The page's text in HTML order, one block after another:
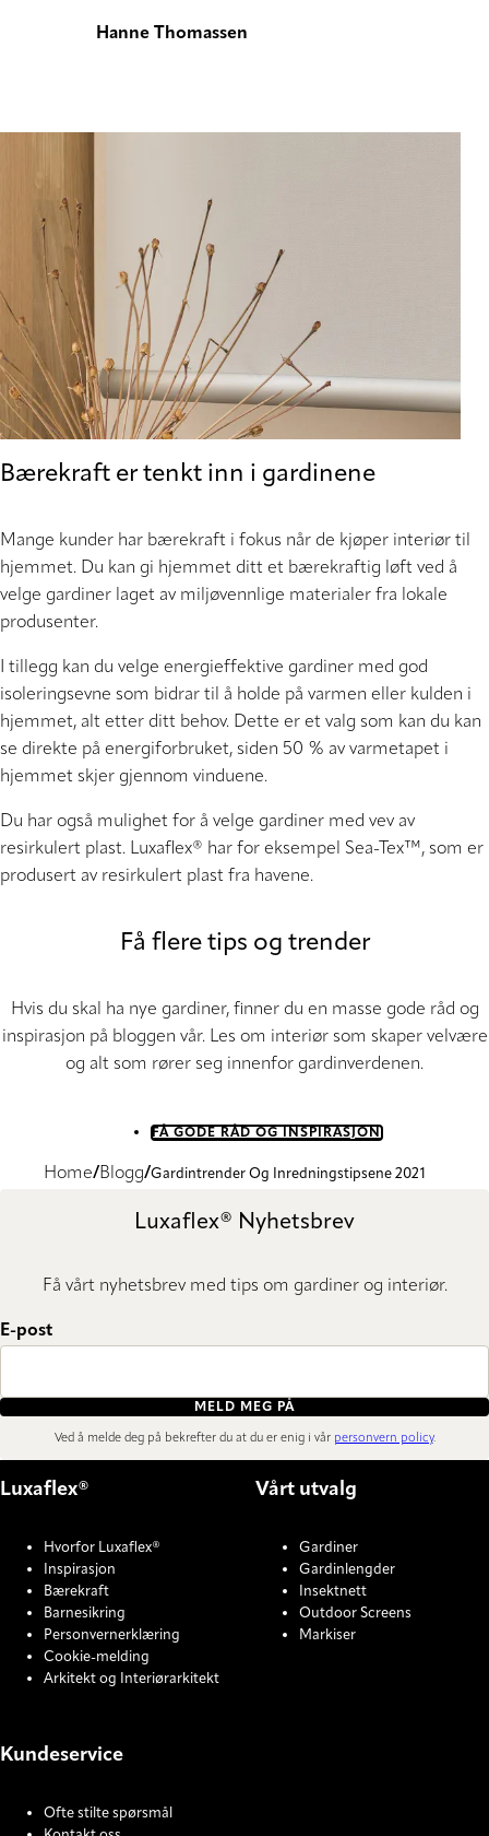
Hanne Thomassen
Bærekraft er tenkt inn i gardinene
Mange kunder har bærekraft i fokus når de kjøper interiør til
hjemmet. Du kan gi hjemmet ditt et bærekraftig løft ved å
velge gardiner laget av miljøvennlige materialer fra lokale
produsenter.
I tillegg kan du velge energieffektive gardiner med god
isoleringsevne som bidrar til å holde på varmen eller kulden i
hjemmet, alt etter ditt behov. Dette er et valg som kan du kan
se direkte på energiforbruket, siden 50 % av varmetapet i
hjemmet skjer gjennom vinduene.
Du har også mulighet for å velge gardiner med vev av
resirkulert plast. Luxaflex® har for eksempel Sea-Tex™, som er
produsert av resirkulert plast fra havene.
Få flere tips og trender
Hvis du skal ha nye gardiner, finner du en masse gode råd og
inspirasjon på bloggen vår. Les om interiør som skaper velvære
og alt som rører seg innenfor gardinverdenen.
FÅ GODE RÅD OG INSPIRASJON
Home Blogg Gardintrender Og Inredningstipsene 2021
Luxaflex® Nyhetsbrev
Få vårt nyhetsbrev med tips om gardiner og interiør.
E-post
MELD MEG PÅ
Ved å melde deg på bekrefter du at du er enig i vår personvern policy.
Luxaflex®
Hvorfor Luxaflex®
Inspirasjon
Bærekraft
Barnesikring
Personvernerklæring
Cookie-melding
Arkitekt og Interiørarkitekt
Vårt utvalg
Gardiner
Gardinlengder
Insektnett
Outdoor Screens
Markiser
Kundeservice
Ofte stilte spørsmål